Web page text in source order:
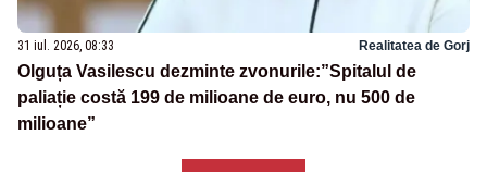
31 iul. 2026, 08:33 Realitatea de Gorj
Olguța Vasilescu dezminte zvonurile:”Spitalul de
paliație costă 199 de milioane de euro, nu 500 de
milioane”